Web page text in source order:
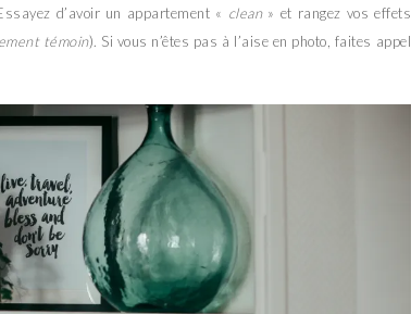
d’avoir un appartement « clean» et rangez vos effets
témoin). Si vous n’êtes pas à l’aise en photo, faites appel